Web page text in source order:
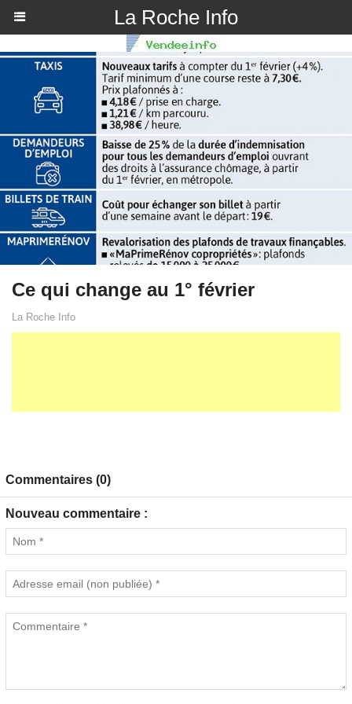
La Roche Info
Ce qui change au 1° février
La Roche Info
Commentaires (0)
Nouveau commentaire :